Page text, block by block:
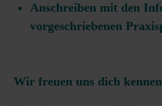
Anschreiben mit den
vorgeschriebenen
Wir freuen uns dich